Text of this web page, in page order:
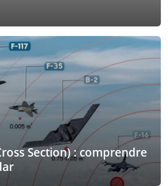
Section) : comprendre